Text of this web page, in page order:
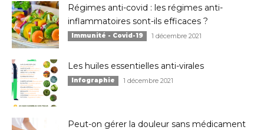
Régimes anti-covid : les régimes anti-
inflammatoires sont-ils efficaces ?
Immunité - Covid-19 1 décembre 2021
Les huiles essentielles anti-virales
Infographie 1 décembre 2021
Peut-on gérer la douleur sans médicament